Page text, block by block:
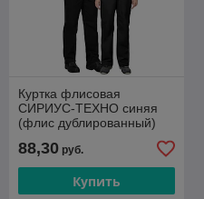
Куртка флисовая
СИРИУС-ТЕХНО синяя
(флис дублированный)
88,30 руб.
Купить